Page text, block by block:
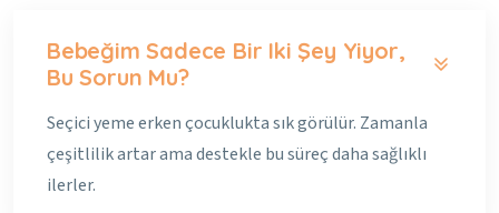
Bebeğim Sadece Bir Iki Şey Yiyor,
Bu Sorun Mu?
Seçici yeme erken çocuklukta sık görülür. Zamanla
çeşitlilik artar ama destekle bu süreç daha sağlıklı
ilerler.